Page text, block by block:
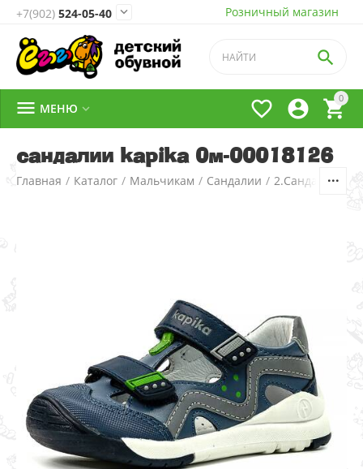
Розничный магазин
+7(902) 524-05-40 
0




 МЕНЮ 
сандалии kapika 0м-00018126
Главная / Каталог / Мальчикам / Сандалии / 2.Сандалии д/м